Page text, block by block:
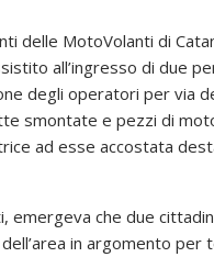
delle MotoVolanti di
all’ingresso di due
degli operatori per via
smontate e pezzi di
ad esse accostata
emergeva che due
in argomento